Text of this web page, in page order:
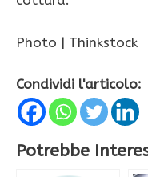
Photo | Thinkstock
Condividi l'articolo:
Potrebbe